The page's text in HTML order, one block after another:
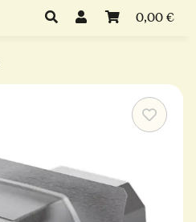
0,00 €